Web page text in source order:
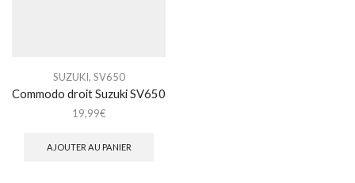
SUZUKI, SV650
Commodo droit Suzuki SV650
19,99€
AJOUTER AU PANIER